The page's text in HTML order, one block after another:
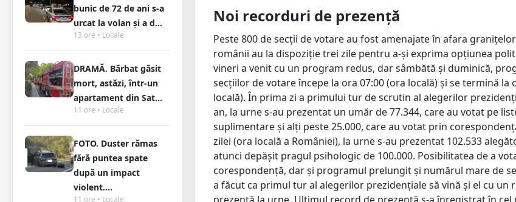
bunic de 72 de ani s-a
urcat la volan și a d...
13 ore • Locale
DRAMĂ. Bărbat găsit
mort, astăzi, într-un
apartament din Sat...
11 ore • Locale
FOTO. Duster rămas
fără puntea spate
după un impact
violent....
11 ore • Locale
Noi recorduri de prezență
Peste 800 de secții de votare au fost amenajate în afara
românii au la dispoziție trei zile pentru a-și exprima opțiunea
vineri a venit cu un program redus, dar sâmbătă și duminică,
secțiilor de votare începe la ora 07:00 (ora locală) și se termină la
locală). În prima zi a primului tur de scrutin al alegerilor
an, la urne s-au prezentat un umăr de 77.344, care au votat pe
suplimentare și alți peste 25.000, care au votat prin
zilei (ora locală a României), la urne s-au prezentat 102.533
atunci depășit pragul psihologic de 100.000. Posibilitatea de a
corespondență, dar și programul prelungit și numărul mare de
a făcut ca primul tur al alegerilor prezidențiale să vină și el cu un